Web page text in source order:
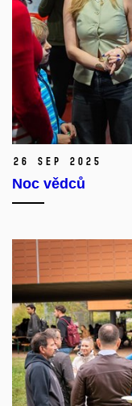
26 Sep 2025
Noc vědců